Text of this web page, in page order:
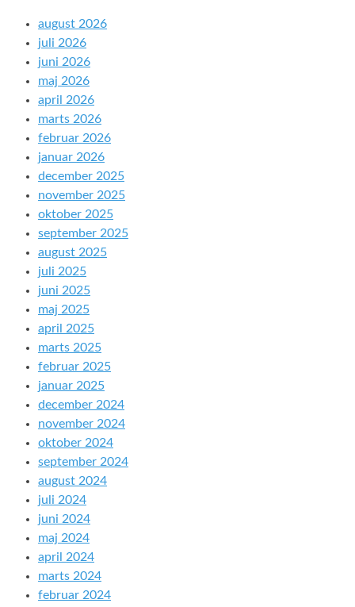
august 2026
juli 2026
juni 2026
maj 2026
april 2026
marts 2026
februar 2026
januar 2026
december 2025
november 2025
oktober 2025
september 2025
august 2025
juli 2025
juni 2025
maj 2025
april 2025
marts 2025
februar 2025
januar 2025
december 2024
november 2024
oktober 2024
september 2024
august 2024
juli 2024
juni 2024
maj 2024
april 2024
marts 2024
februar 2024